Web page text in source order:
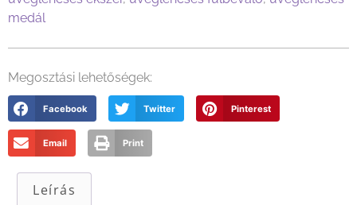
medál
Megosztási lehetőségek:
Facebook Twitter Pinterest
Email Print
Leírás